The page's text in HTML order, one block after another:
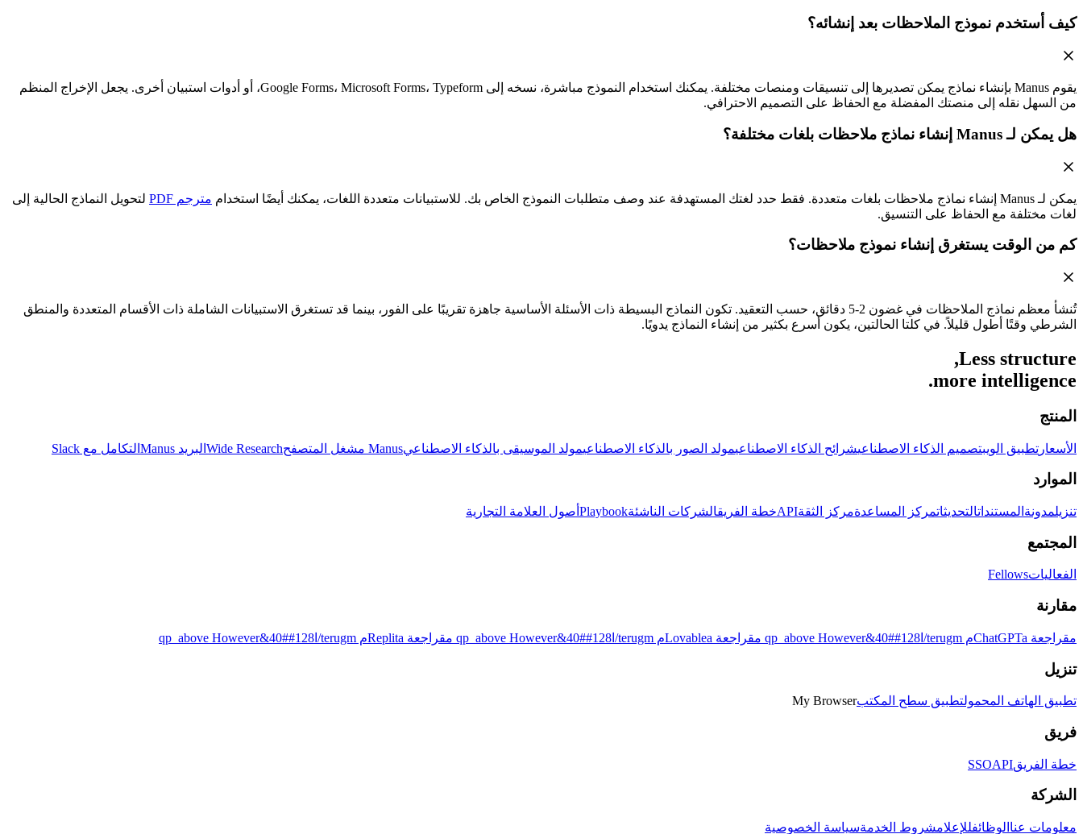
كيف أستخدم نموذج الملاحظات بعد إنشائه؟
يقوم Manus بإنشاء نماذج يمكن تصديرها إلى تنسيقات ومنصات مختلفة. يمكنك استخدام النموذج مباشرة، نسخه إلى Google Forms، Microsoft Forms، Typeform، أو أدوات استبيان أخرى. يجعل الإخراج المنظم
من السهل نقله إلى منصتك المفضلة مع الحفاظ على التصميم الاحترافي.
هل يمكن لـ Manus إنشاء نماذج ملاحظات بلغات مختلفة؟
يمكن لـ Manus إنشاء نماذج ملاحظات بلغات متعددة. فقط حدد لغتك المستهدفة عند وصف متطلبات النموذج الخاص بك. للاستبيانات متعددة اللغات، يمكنك أيضًا استخدام مترجم PDF
لتحويل النماذج الحالية إلى
لغات مختلفة مع الحفاظ على التنسيق.
كم من الوقت يستغرق إنشاء نموذج ملاحظات؟
تُنشأ معظم نماذج الملاحظات في غضون 2-5 دقائق، حسب التعقيد. تكون النماذج البسيطة ذات الأسئلة الأساسية جاهزة تقريبًا على الفور، بينما قد تستغرق الاستبيانات الشاملة ذات الأقسام المتعددة والمنطق
الشرطي وقتًا أطول قليلاً. في كلتا الحالتين، يكون أسرع بكثير من إنشاء النماذج يدويًا.
Less structure,
more intelligence.
المنتج
الأسعار تطبيق الويبتصميم الذكاء الاصطناعيشرائح الذكاء الاصطناعيمولد الصور بالذكاء الاصطناعيمولد الموسيقى بالذكاء الاصطناعيManus مشغل المتصفح Wide Research البريد Manus التكامل مع Slack
الموارد
تنزيلمدونة المستنداتالتحديثاتمركز المساعدةمركز الثقةAPIخطة الفريقالشركات الناشئةPlaybook أصول العلامة التجارية
المجتمع
الفعالياتFellows
مقارنة
مقراجعة ChatGPTaم terugm/ا128##40&qp_above However مقراجعة Lovableaم terugm/ا128##40&qp_above However مقراجعة Replitaم terugm/ا128##40&qp_above However
تنزيل
تطبيق الهاتف المحمولتطبيق سطح المكتبMy Browser
فريق
خطة الفريق SSOAPI
الشركة
معلومات عنا الوظائفللإعلامشروط الخدمةسياسة الخصوصية